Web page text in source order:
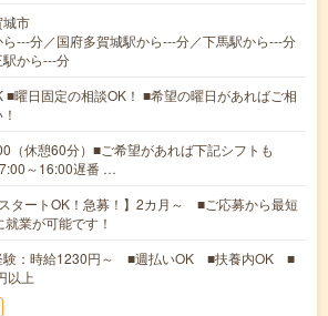
城市
---分／国府多賀城駅から---分／下馬駅から---分
駅から---分
■曜日固定の相談OK！ ■希望の曜日があればご相
（休憩60分）■ご希望があれば下記シフトも
～16:00遅番 …
スタートOK！急募！】2カ月～ ■ご応募から最短
業が可能です！
験：時給1230円～ ■週払いOK ■扶養内OK ■
以上